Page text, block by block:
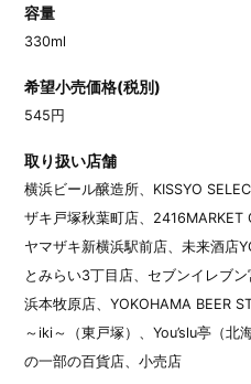
容量
330ml
希望小売価格(税別)
545円
取り扱い店舗
横浜ビール醸造所、KISSYO
ザキ戸塚秋葉町店、2416MARKET
ヤマザキ新横浜駅前店、未来酒店
とみらい3丁目店、セブンイレブ
浜本牧原店、YOKOHAMA BEER
～iki～（東戸塚）、You’slu亭（
の一部の百貨店、小売店